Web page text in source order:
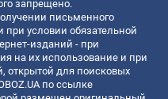
запрещено.
письменного
условии обязательной
изданий - при
на их использование и при
открытой для поисковых
по ссылке